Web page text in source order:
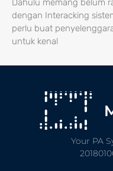
Dahulu memang belum
dengan Interacking
perlu buat
untuk kenal
Your PA